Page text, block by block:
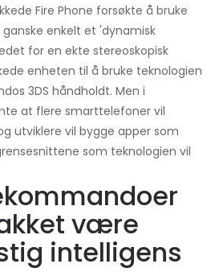
Fire Phone forsøkte å bruke
enkelt et 'dynamisk
for en ekte stereoskopisk
enheten til å bruke teknologien
3DS håndholdt. Men i
at flere smarttelefoner vil
utviklere vil bygge apper som
som teknologien vil
være
intelligens